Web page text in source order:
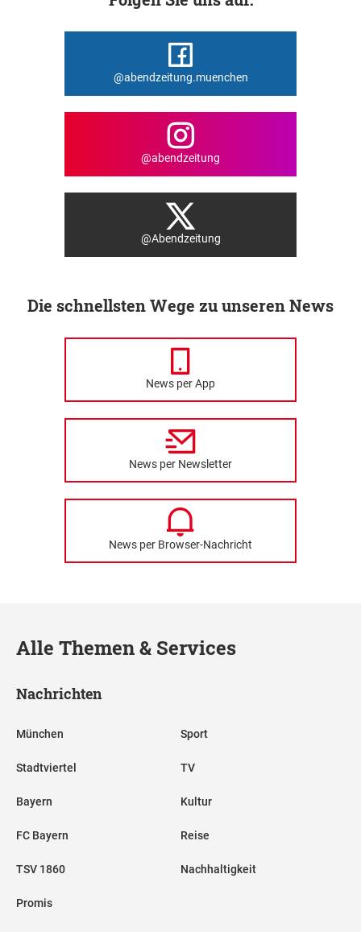
@abendzeitung.muenchen
@abendzeitung
@Abendzeitung
Die schnellsten Wege zu unseren News
News per App
News per Newsletter
News per Browser-Nachricht
Alle Themen & Services
Nachrichten
München
Stadtviertel
Bayern
FC Bayern
TSV 1860
Promis
Sport
TV
Kultur
Reise
Nachhaltigkeit